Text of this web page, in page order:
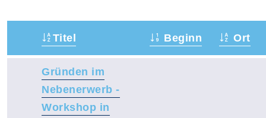
Titel Beginn Ort
Gründen im
Nebenerwerb -
Workshop in